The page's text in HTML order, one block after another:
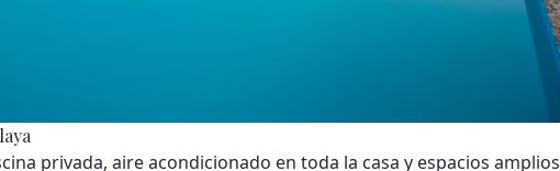
privada, aire acondicionado en toda la casa y espacios amplios